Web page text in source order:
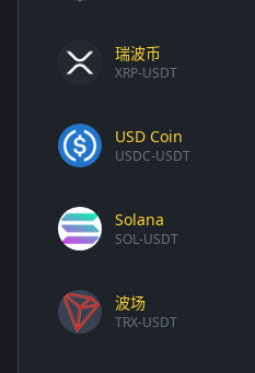
瑞波币
XRP-USDT
USD Coin
USDC-USDT
Solana
SOL-USDT
波场
TRX-USDT